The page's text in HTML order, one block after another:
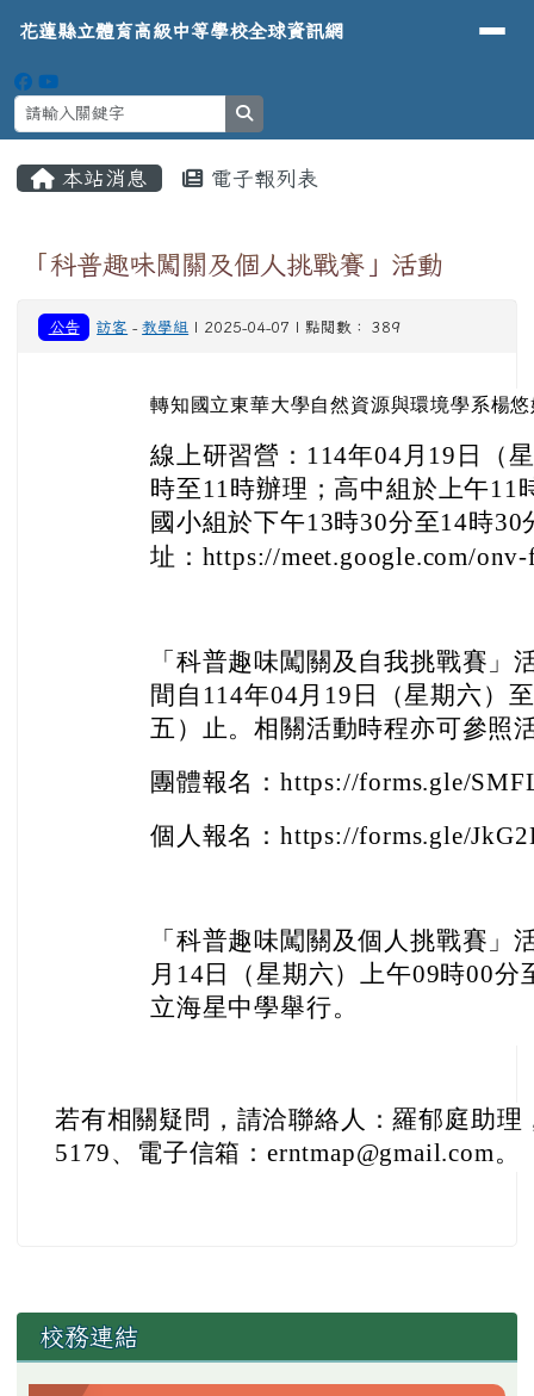
花蓮縣立體育高級中等學校全球資
導覽列
花蓮縣立體育高級中等學校全球資訊網
本站消息 電子報列表
「科普趣味闖關及個人挑戰賽」活動
公告 訪客 -教學組 | 2025-04-07 | 點閱數： 389
轉知國立東華大學自然資源與環境學系楊
線上研習營：114年04月19日（
時至11時辦理；高中組於上午11
國小組於下午13時30分至14時
址：https://meet.google.com/
「科普趣味闖關及自我挑戰賽」
間自114年04月19日（星期六）
五）止。相關活動時程亦可參照
團體報名：https://forms.gle/
個人報名：https://forms.gle/
「科普趣味闖關及個人挑戰賽」
月14日（星期六）上午09時00分
立海星中學舉行。
若有相關疑問，請洽聯絡人：羅郁庭助
5179、電子信箱：erntmap@gmail.com。
左邊區域內容
校務連結